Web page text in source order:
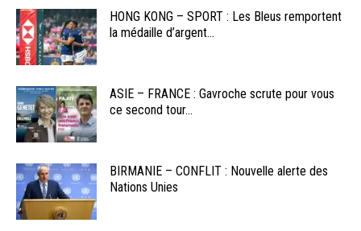
HONG KONG – SPORT : Les Bleus remportent
la médaille d’argent...
ASIE – FRANCE : Gavroche scrute pour vous
ce second tour...
BIRMANIE – CONFLIT : Nouvelle alerte des
Nations Unies